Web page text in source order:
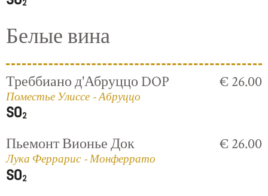
Белые вина
Треббиано д'Абруццо DOP
Поместье Улиссе - Абруццо
€ 26.00
Пьемонт Вионье Док
Лука Феррарис - Монферрато
€ 26.00